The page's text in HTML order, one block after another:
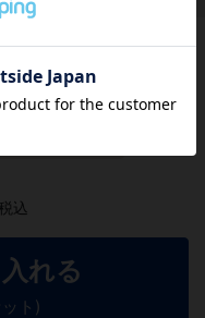
せん。 今後読まれる
らえませんか？
込
れる
ト)